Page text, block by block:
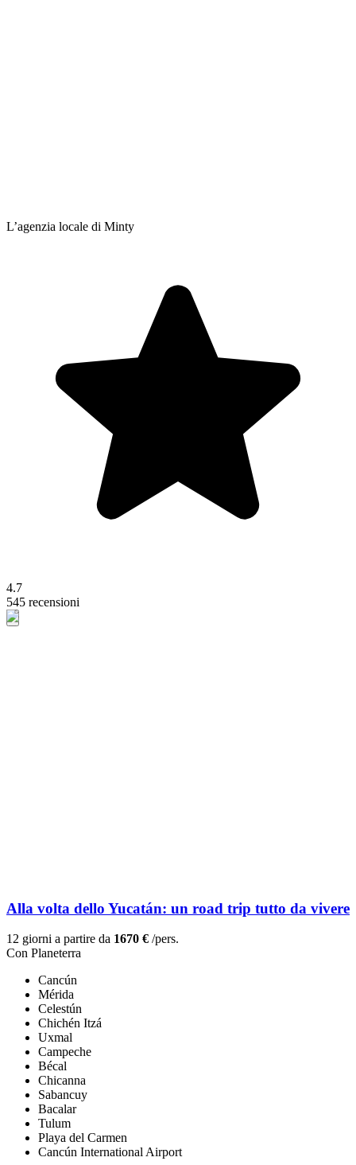
L’agenzia locale di Minty
4.7
545 recensioni
Alla volta dello Yucatán: un road trip tutto da vivere
12 giorni a partire da 1670 € /pers.
Con Planeterra
Cancún
Mérida
Celestún
Chichén Itzá
Uxmal
Campeche
Bécal
Chicanna
Sabancuy
Bacalar
Tulum
Playa del Carmen
Cancún International Airport